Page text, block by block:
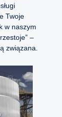
Twoje
w naszym
–
związana.